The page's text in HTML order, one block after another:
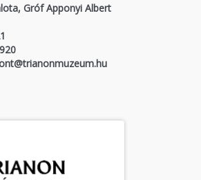
Gróf Apponyi Albert